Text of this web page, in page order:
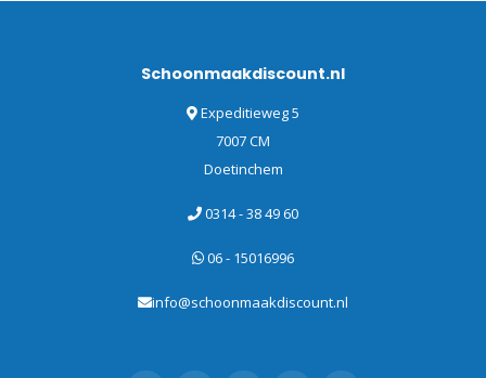
Schoonmaakdiscount.nl
Expeditieweg 5
7007 CM
Doetinchem
0314 - 38 49 60
06 - 15016996
info@schoonmaakdiscount.nl